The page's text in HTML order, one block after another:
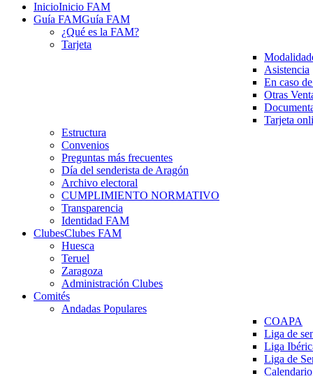
InicioInicio FAM
Guía FAMGuía FAM
¿Qué es la FAM?
Tarjeta
Asistencia
En caso
Otras
Tarjeta
Estructura
Convenios
Preguntas más frecuentes
Día del senderista de Aragón
Archivo electoral
CUMPLIMIENTO NORMATIVO
Transparencia
Identidad FAM
ClubesClubes FAM
Huesca
Teruel
Zaragoza
Administración Clubes
Comités
Andadas Populares
COAPA
Liga de
Liga
Liga de
Calendario